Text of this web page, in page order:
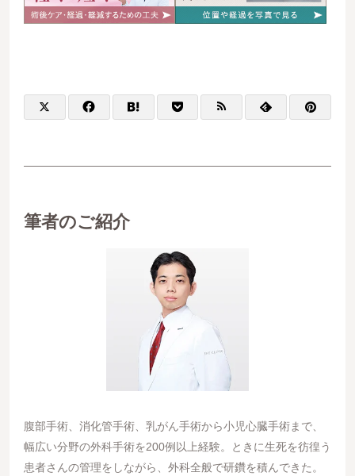
筆者のご紹介
腹部手術、消化管手術、乳がん手術から小児心臓手術まで、
幅広い分野の外科手術を200例以上経験。ときに生死を彷徨う
患者さんの管理をしながら、外科全般で研鑽を積んできた。